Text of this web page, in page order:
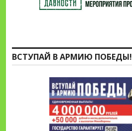
ВСТУПАЙ В АРМИЮ ПОБЕДЫ!